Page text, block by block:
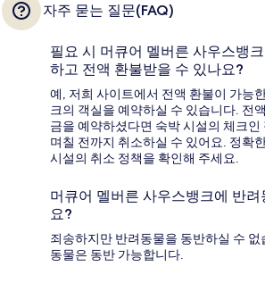
자주 묻는 질문(FAQ)
필요 시 머큐어 멜버른 사우스뱅
하고 전액 환불받을 수 있나요?
예, 저희 사이트에서 전액 환불이 가능
크의 객실을 예약하실 수 있습니다. 전
금을 예약하셨다면 숙박 시설의 체크
며칠 전까지 취소하실 수 있어요. 정확
시설의 취소 정책을 확인해 주세요.
머큐어 멜버른 사우스뱅크에 반
요?
죄송하지만 반려동물을 동반하실 수
동물은 동반 가능합니다.